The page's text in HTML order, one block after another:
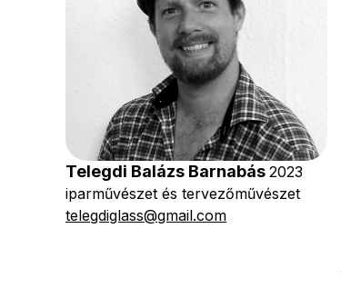
Telegdi Balázs Barnabás 2023
iparművészet és tervezőművészet
telegdiglass@gmail.com